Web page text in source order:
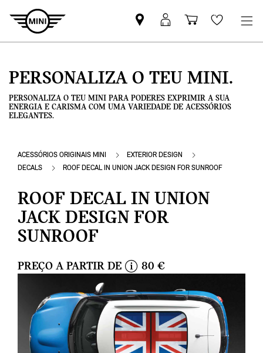
Pesquisar
parceiro
Iniciar
sessão
Carrinho
de
Wishlist
PERSONALIZA O TEU MINI.
PERSONALIZA O TEU MINI PARA PODERES EXPRIMIR A SUA
ENERGIA E CARISMA COM UMA VARIEDADE DE ACESSÓRIOS
ELEGANTES.
ACESSÓRIOS ORIGINAIS MINI
EXTERIOR DESIGN
DECALS
ROOF DECAL IN UNION JACK DESIGN FOR SUNROOF
ROOF DECAL IN UNION
JACK DESIGN FOR
SUNROOF
PREÇO A PARTIR DE
n
f
o
80 €